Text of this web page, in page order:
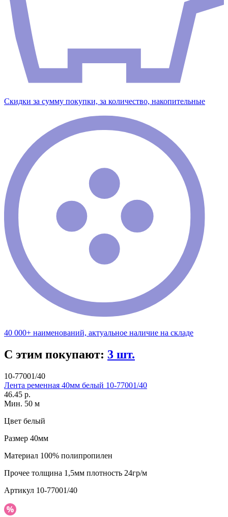
Скидки за сумму покупки, за количество, накопительные
40 000+ наименований, актуальное наличие на складе
С этим покупают: 3 шт.
10-77001/40
Лента ременная 40мм белый 10-77001/40
46.45 р.
Мин. 50 м
Цвет белый
Размер 40мм
Материал 100% полипропилен
Прочее толщина 1,5мм плотность 24гр/м
Артикул 10-77001/40